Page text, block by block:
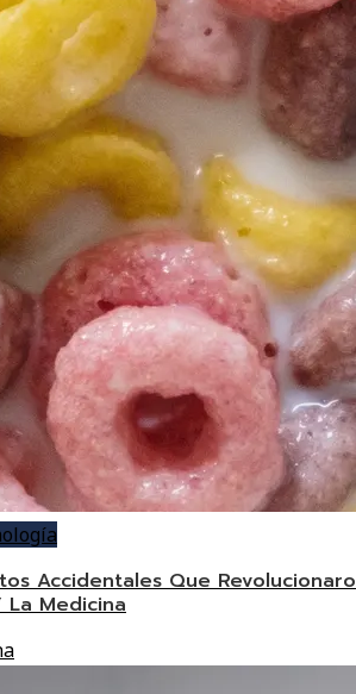
Accidentales Que
La Medicina